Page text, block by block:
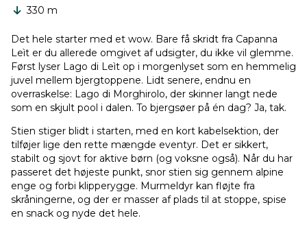
330 m
Det hele starter med et wow. Bare få skridt fra Capanna
Leìt er du allerede omgivet af udsigter, du ikke vil glemme.
Først lyser Lago di Leìt op i morgenlyset som en hemmelig
juvel mellem bjergtoppene. Lidt senere, endnu en
overraskelse: Lago di Morghirolo, der skinner langt nede
som en skjult pool i dalen. To bjergsøer på én dag? Ja, tak.
Stien stiger blidt i starten, med en kort kabelsektion, der
tilføjer lige den rette mængde eventyr. Det er sikkert,
stabilt og sjovt for aktive børn (og voksne også). Når du har
passeret det højeste punkt, snor stien sig gennem alpine
enge og forbi klipperygge. Murmeldyr kan fløjte fra
skråningerne, og der er masser af plads til at stoppe, spise
en snack og nyde det hele.